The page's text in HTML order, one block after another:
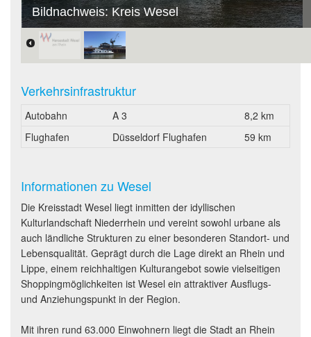
Bildnachweis: Kreis Wesel
Verkehrsinfrastruktur
Autobahn A 3
8,2 km
Flughafen
Düsseldorf Flughafen 59 km
Informationen zu Wesel
Die Kreisstadt Wesel liegt inmitten der idyllischen
Kulturlandschaft Niederrhein und vereint sowohl urbane als
auch ländliche Strukturen zu einer besonderen Standort- und
Lebensqualität. Geprägt durch die Lage direkt an Rhein und
Lippe, einem reichhaltigen Kulturangebot sowie vielseitigen
Shoppingmöglichkeiten ist Wesel ein attraktiver Ausflugs-
und Anziehungspunkt in der Region.
Mit ihren rund 63.000 Einwohnern liegt die Stadt an Rhein